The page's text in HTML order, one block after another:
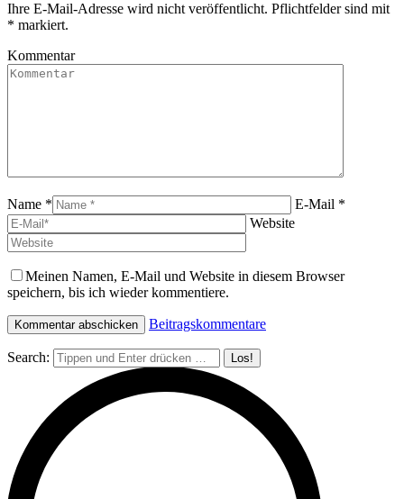
Ihre E-Mail-Adresse wird nicht veröffentlicht. Pflichtfelder sind mit
* markiert.
Kommentar
Name *
E-Mail *
Website
Meinen Namen, E-Mail und Website in diesem Browser
speichern, bis ich wieder kommentiere.
Beitragskommentare
Search: